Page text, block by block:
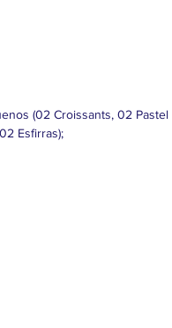
(02 Croissants, 02 Pastel
Esfirras);